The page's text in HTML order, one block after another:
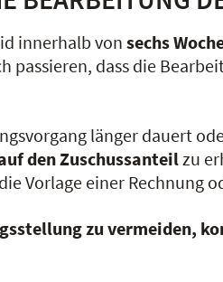
innerhalb vonsechs
passieren, dass die
länger dauert
den Zuschussanteilzu
Vorlage einer
zu vermeiden,